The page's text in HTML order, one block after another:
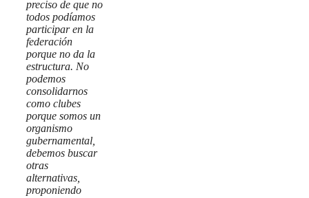
preciso de que no
todos podíamos
participar en la
federación
porque no da la
estructura. No
podemos
consolidarnos
como clubes
porque somos un
organismo
gubernamental,
debemos buscar
otras
alternativas,
proponiendo